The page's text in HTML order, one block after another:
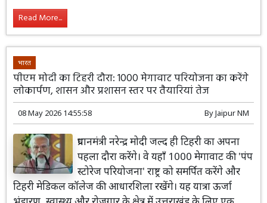
Read More...
भारत
पीएम मोदी का टिहरी दौरा: 1000 मेगावाट परियोजना का करेंगे
लोकार्पण, शासन और प्रशासन स्तर पर तैयारियां तेज
08 May 2026 14:55:58 ByJaipur NM
प्रधानमंत्री नरेन्द्र मोदी जल्द ही टिहरी का अपना
पहला दौरा करेंगे। वे यहाँ 1000 मेगावाट की 'पंप
स्टोरेज परियोजना' राष्ट्र को समर्पित करेंगे और
टिहरी मेडिकल कॉलेज की आधारशिला रखेंगे। यह यात्रा ऊर्जा